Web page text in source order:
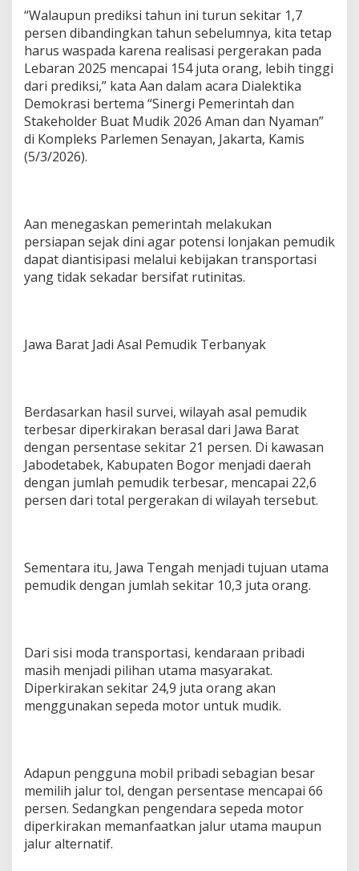
m
e
r
i
n
t
a
h
S
i
S
t
r
a
t
T
p
o
a
s
i
i
s
i
k
e
t
“Walaupun prediksi tahun ini turun sekitar 1,7
persen dibandingkan tahun sebelumnya, kita tetap
harus waspada karena realisasi pergerakan pada
Lebaran 2025 mencapai 154 juta orang, lebih tinggi
dari prediksi,” kata Aan dalam acara Dialektika
Demokrasi bertema “Sinergi Pemerintah dan
Stakeholder Buat Mudik 2026 Aman dan Nyaman”
di Kompleks Parlemen Senayan, Jakarta, Kamis
(5/3/2026).
Aan menegaskan pemerintah melakukan
persiapan sejak dini agar potensi lonjakan pemudik
dapat diantisipasi melalui kebijakan transportasi
yang tidak sekadar bersifat rutinitas.
Jawa Barat Jadi Asal Pemudik Terbanyak
Berdasarkan hasil survei, wilayah asal pemudik
terbesar diperkirakan berasal dari Jawa Barat
dengan persentase sekitar 21 persen. Di kawasan
Jabodetabek, Kabupaten Bogor menjadi daerah
dengan jumlah pemudik terbesar, mencapai 22,6
persen dari total pergerakan di wilayah tersebut.
Sementara itu, Jawa Tengah menjadi tujuan utama
pemudik dengan jumlah sekitar 10,3 juta orang.
Dari sisi moda transportasi, kendaraan pribadi
masih menjadi pilihan utama masyarakat.
Diperkirakan sekitar 24,9 juta orang akan
menggunakan sepeda motor untuk mudik.
Adapun pengguna mobil pribadi sebagian besar
memilih jalur tol, dengan persentase mencapai 66
persen. Sedangkan pengendara sepeda motor
diperkirakan memanfaatkan jalur utama maupun
jalur alternatif.